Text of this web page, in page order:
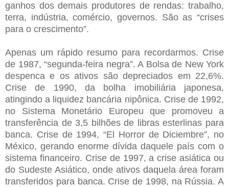
ganhos dos demais produtores de rendas: trabalho,
terra, indústria, comércio, governos. São as “crises
para o crescimento”.
Apenas um rápido resumo para recordarmos. Crise
de 1987, “segunda-feira negra”. A Bolsa de New York
despenca e os ativos são depreciados em 22,6%.
Crise de 1990, da bolha imobiliária japonesa,
atingindo a liquidez bancária nipônica. Crise de 1992,
no Sistema Monetário Europeu que promoveu a
transferência de 3,5 bilhões de libras esterlinas para
banca. Crise de 1994, “El Horror de Diciembre”, no
México, gerando enorme dívida daquele país com o
sistema financeiro. Crise de 1997, a crise asiática ou
do Sudeste Asiático, onde ativos daquela área foram
transferidos para banca. Crise de 1998, na Rússia. A